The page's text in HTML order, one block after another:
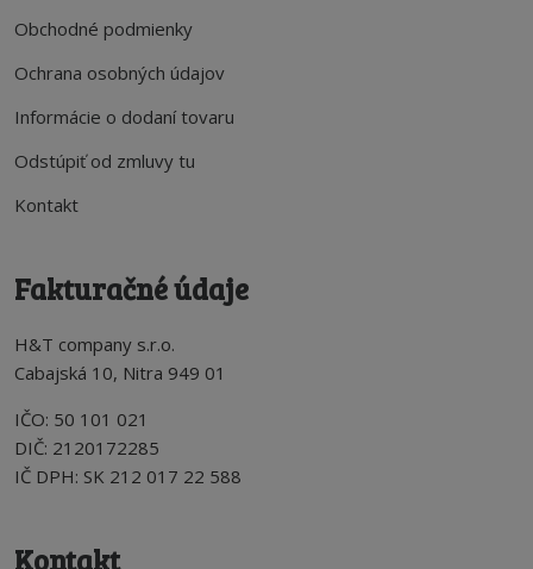
Obchodné podmienky
Ochrana osobných údajov
Informácie o dodaní tovaru
Odstúpiť od zmluvy tu
Kontakt
Fakturačné údaje
H&T company s.r.o.
Cabajská 10, Nitra 949 01
IČO: 50 101 021
DIČ: 2120172285
IČ DPH: SK 212 017 22 588
Kontakt